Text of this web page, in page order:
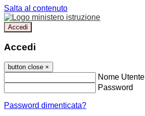
Salta al contenuto
Accedi
Accedi
button close ×
Nome Utente
Password
Password dimenticata?